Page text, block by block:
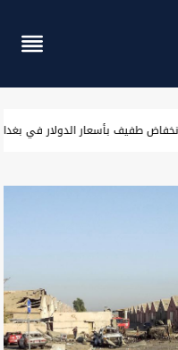
تغيّرت نظرة العراقيين إلى 8/8؟